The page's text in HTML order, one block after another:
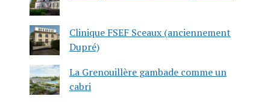
Clinique FSEF Sceaux (anciennement
Dupré)
La Grenouillère gambade comme un
cabri